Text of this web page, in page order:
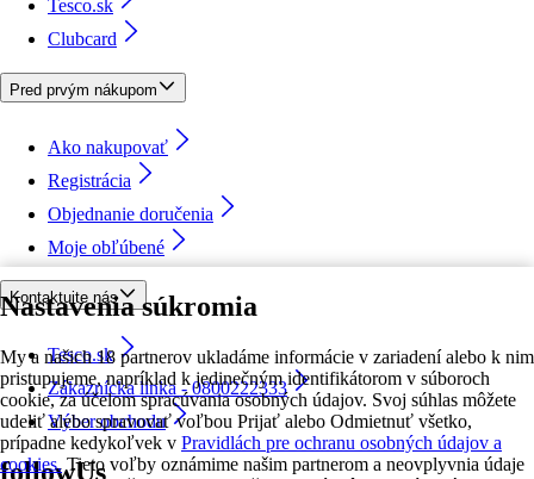
Nastavenia súkromia
My a našich 18 partnerov ukladáme informácie v zariadení alebo k nim
pristupujeme, napríklad k jedinečným identifikátorom v súboroch
cookie, za účelom spracúvania osobných údajov. Svoj súhlas môžete
udeliť alebo spravovať voľbou Prijať alebo Odmietnuť všetko,
prípadne kedykoľvek v Pravidlách pre ochranu osobných údajov a
cookies. Tieto voľby oznámime našim partnerom a neovplyvnia údaje
Tesco.sk
Clubcard
Pred prvým nákupom
Ako nakupovať
Registrácia
Objednanie doručenia
Moje obľúbené
Kontaktujte nás
Tesco.sk
Zákaznícka linka - 0800222333
Výber obchodu
followUs